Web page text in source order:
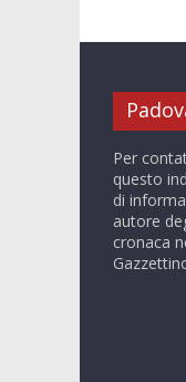
Per
questo
di
autore
cronaca